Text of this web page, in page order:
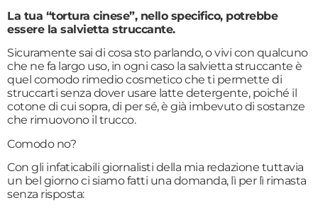
La tua “tortura cinese”, nello specifico, potrebbe
essere la salvietta struccante.
Sicuramente sai di cosa sto parlando, o vivi con qualcuno
che ne fa largo uso, in ogni caso la salvietta struccante è
quel comodo rimedio cosmetico che ti permette di
struccarti senza dover usare latte detergente, poiché il
cotone di cui sopra, di per sé, è già imbevuto di sostanze
che rimuovono il trucco.
Comodo no?
Con gli infaticabili giornalisti della mia redazione tuttavia
un bel giorno ci siamo fatti una domanda, lì per lì rimasta
senza risposta: